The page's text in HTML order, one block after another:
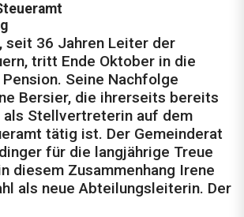
seit 36 Jahren Leiter der
tritt Ende Oktober in die
Seine Nachfolge
Bersier, die ihrerseits bereits
Stellvertreterin auf dem
tätig ist. Der Gemeinderat
für die langjährige Treue
diesem Zusammenhang Irene
als neue Abteilungsleiterin. Der